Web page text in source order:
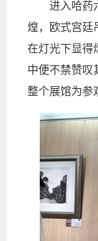
进入哈药
煌，欧式宫廷
在灯光下显得
中便不禁赞叹
整个展馆为参